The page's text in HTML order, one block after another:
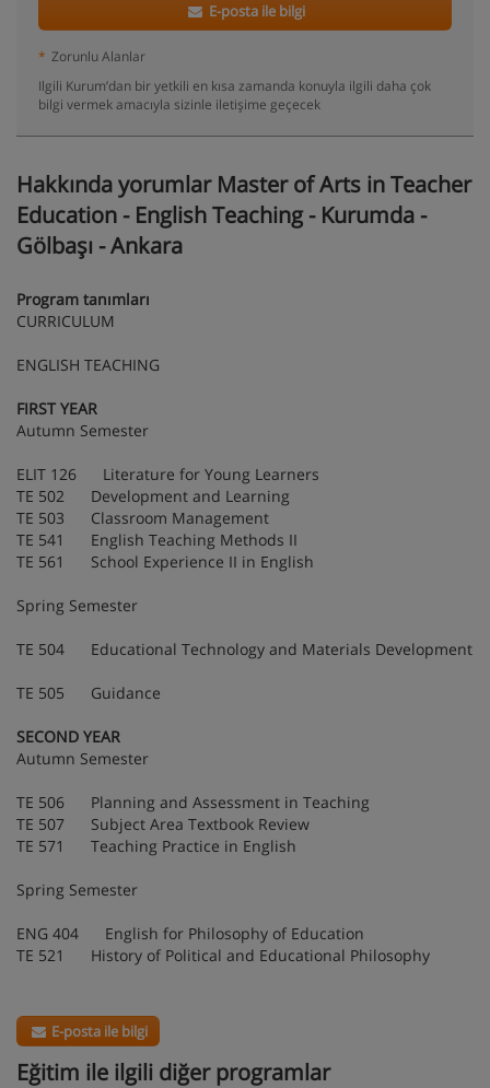
E-posta ile bilgi
* Zorunlu Alanlar
Ilgili Kurum’dan bir yetkili en kısa zamanda konuyla ilgili daha çok
bilgi vermek amacıyla sizinle iletişime geçecek
Hakkında yorumlar Master of Arts in Teacher
Education - English Teaching - Kurumda -
Gölbaşı - Ankara
Program tanımları
CURRICULUM
ENGLISH TEACHING
FIRST YEAR
Autumn Semester
ELIT 126 Literature for Young Learners
TE 502 Development and Learning
TE 503 Classroom Management
TE 541 English Teaching Methods II
TE 561 School Experience II in English
Spring Semester
TE 504 Educational Technology and Materials Development
TE 505 Guidance
SECOND YEAR
Autumn Semester
TE 506 Planning and Assessment in Teaching
TE 507 Subject Area Textbook Review
TE 571 Teaching Practice in English
Spring Semester
ENG 404 English for Philosophy of Education
TE 521 History of Political and Educational Philosophy
E-posta ile bilgi
Eğitim ile ilgili diğer programlar